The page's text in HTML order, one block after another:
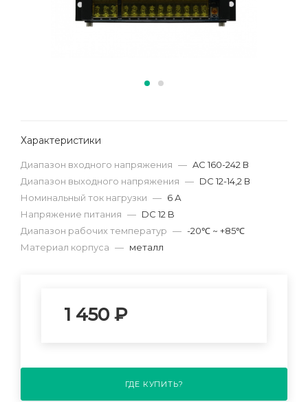
1 450 ₽
ГДЕ КУПИТЬ?
Характеристики
Диапазон входного напряжения — AC 160-242 В
Диапазон выходного напряжения — DC 12-14,2 В
Номинальный ток нагрузки — 6 А
Напряжение питания — DC 12 B
Диапазон рабочих температур — -20℃ ~ +85℃
Материал корпуса — металл